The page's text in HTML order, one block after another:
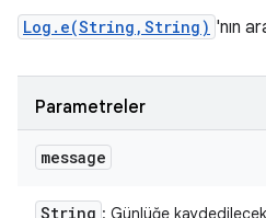
Log.e(String,String) 'nın
Parametreler
message
String : Günlüğe kaydedilecek